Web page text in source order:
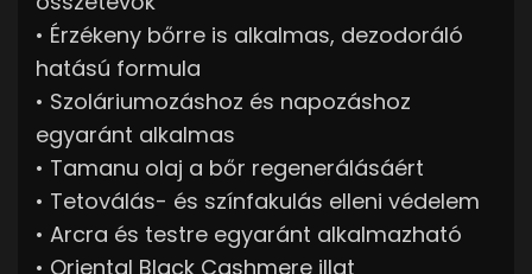
• Érzékeny bőrre is alkalmas, dezodoráló
hatású formula
• Szoláriumozáshoz és napozáshoz
egyaránt alkalmas
• Tamanu olaj a bőr regenerálásáért
• Tetoválás- és színfakulás elleni védelem
• Arcra és testre egyaránt alkalmazható
• Oriental Black Cashmere illat